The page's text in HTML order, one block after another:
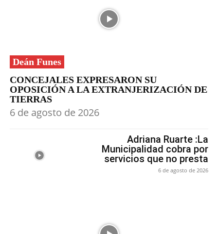
Deán Funes
CONCEJALES EXPRESARON SU
OPOSICIÓN A LA EXTRANJERIZACIÓN DE
TIERRAS
6 de agosto de 2026
Adriana Ruarte :La
Municipalidad cobra por
servicios que no presta
6 de agosto de 2026